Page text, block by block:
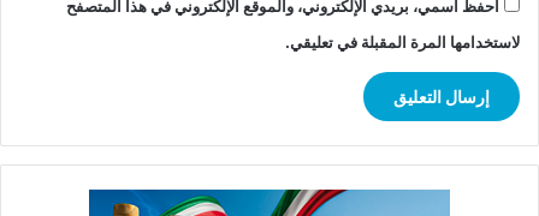
احفظ اسمي، بريدي الإلكتروني، والموقع الإلكتروني في هذا المتصفح
لاستخدامها المرة المقبلة في تعليقي.